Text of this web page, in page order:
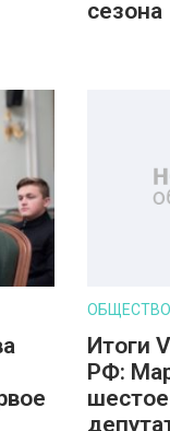
сезона
ОБЩЕСТВО
Итоги
РФ: